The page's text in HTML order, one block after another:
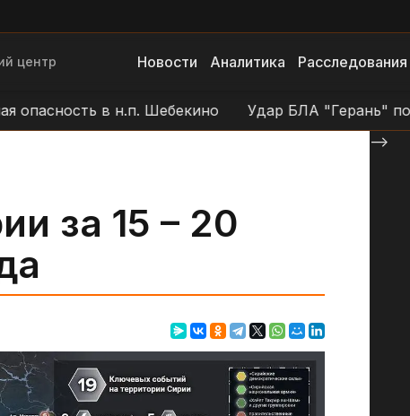
центр Новости Аналитика Расследования
в н.п. Шебекино Удар БЛА "Герань" по
за 15 – 20
-->